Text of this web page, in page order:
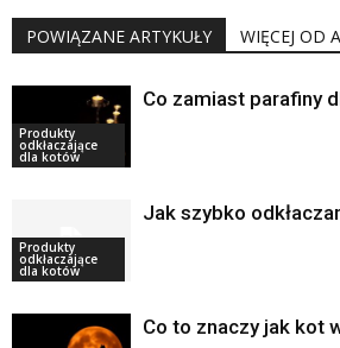
POWIĄZANE ARTYKUŁY WIĘCEJ OD
Produkty
odkłaczające
dla kotów
Co zamiast parafiny
Produkty
odkłaczające
dla kotów
Jak szybko
Co to znaczy jak kot